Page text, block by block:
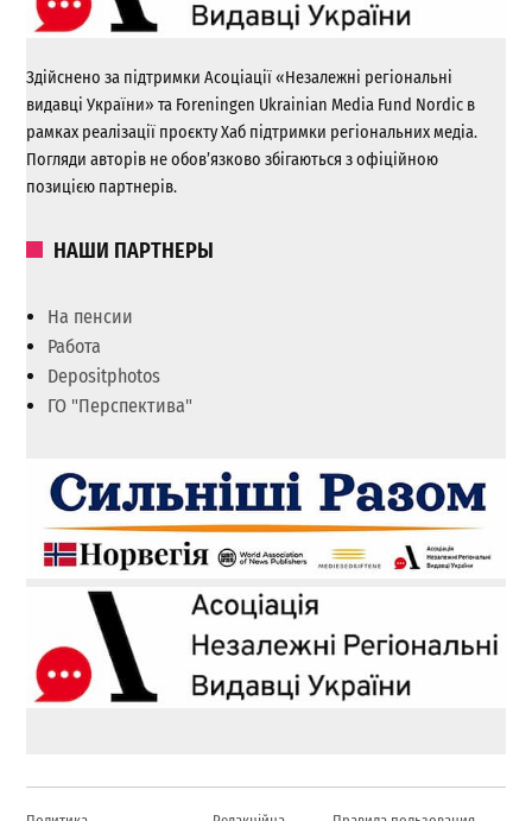
Здійснено за підтримки Асоціації «Незалежні регіональні
видавці України» та Foreningen Ukrainian Media Fund Nordic в
рамках реалізації проєкту Хаб підтримки регіональних медіа.
Погляди авторів не обов’язково збігаються з офіційною
позицією партнерів.
НАШИ ПАРТНЕРЫ
На пенсии
Работа
Depositphotos
ГО "Перспектива"